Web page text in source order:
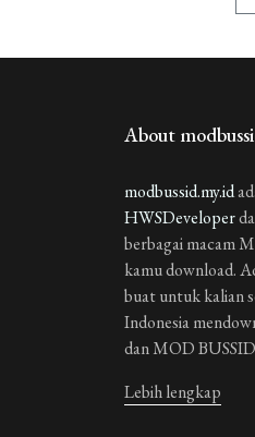
About
modbussid.my.id
HWSDeveloper
berbagai macam
kamu download.
buat untuk kalian
Indonesia
dan MOD
Lebih lengkap